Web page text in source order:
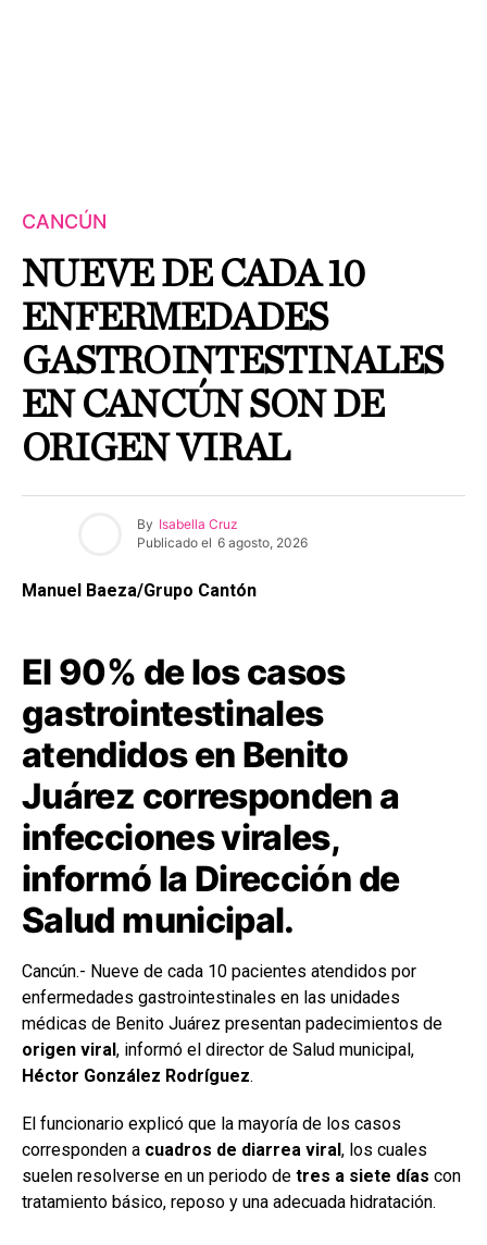
CANCÚN
NUEVE DE CADA 10
ENFERMEDADES
GASTROINTESTINALES
EN CANCÚN SON DE
ORIGEN VIRAL
By Isabella Cruz
Publicado el 6 agosto, 2026
Manuel Baeza/Grupo Cantón
El 90% de los casos
gastrointestinales
atendidos en Benito
Juárez corresponden a
infecciones virales,
informó la Dirección de
Salud municipal.
Cancún.- Nueve de cada 10 pacientes atendidos por
enfermedades gastrointestinales en las unidades
médicas de Benito Juárez presentan padecimientos de
origen viral, informó el director de Salud municipal,
Héctor González Rodríguez.
El funcionario explicó que la mayoría de los casos
corresponden a cuadros de diarrea viral, los cuales
suelen resolverse en un periodo de tres a siete días con
tratamiento básico, reposo y una adecuada hidratación.